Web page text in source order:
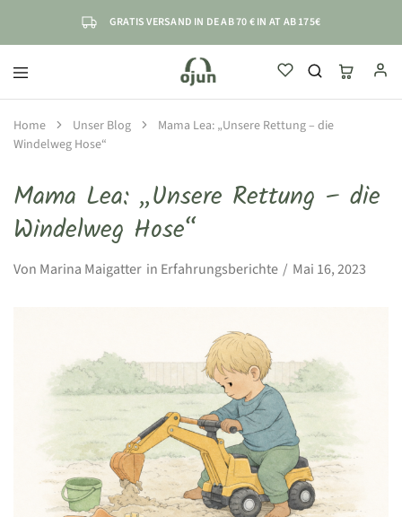
GRATIS VERSAND IN DE AB 70 € IN AT AB 175€
ojun
einfach
selbstständig
Home Unser Blog
Mama Lea: „Unsere Rettung – die
Windelweg Hose“
Mama Lea: „Unsere Rettung – die
Windelweg Hose“
Von Marina Maigatter in Erfahrungsberichte Mai 16, 2023